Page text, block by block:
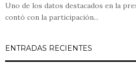
Uno de los datos destacados en la
contó con la participación...
ENTRADAS RECIENTES